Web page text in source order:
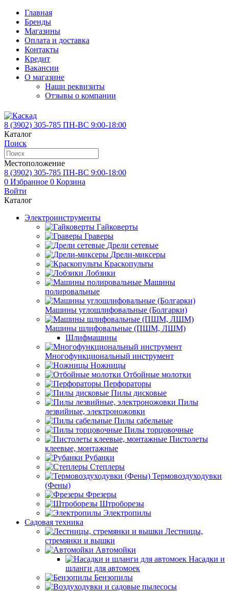
Главная
Бренды
Магазины
Оплата и доставка
Контакты
Кредит
Вакансии
О магазине
Наши реквизиты
Отзывы о компании
8 (3902) 305-785 ПН-ВС 9:00-18:00
Каталог
Поиск
Местоположение
8 (3902) 305-785 ПН-ВС 9:00-18:00
0 Избранное 0 Корзина
Войти
Каталог
Электроинструменты
Гайковерты
Граверы
Дрели сетевые
Дрели-миксеры
Краскопульты
Лобзики
Машины
полировальные
Машины углошлифовальные (Болгарки)
Машины шлифовальные (ПШМ, ЛШМ)
Шлифмашины
Многофункциональный инструмент
Ножницы
Отбойные молотки
Перфораторы
Пилы дисковые
Пилы
лезвийные, электроножовки
Пилы сабельные
Пилы торцовочные
Пистолеты
клеевые, монтажные
Рубанки
Степлеры
Термовоздуходувки
(Фены)
Фрезеры
Штроборезы
Электропилы
Садовая техника
Лестницы,
стремянки и вышки
Автомойки
Насадки и
шланги для автомоек
Бензопилы